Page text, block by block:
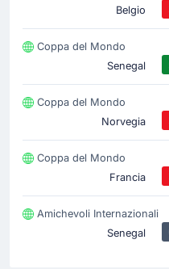
Belgio
Coppa del Mondo
Senegal
Coppa del Mondo
Norvegia
Coppa del Mondo
Francia
Amichevoli Internazionali
Senegal